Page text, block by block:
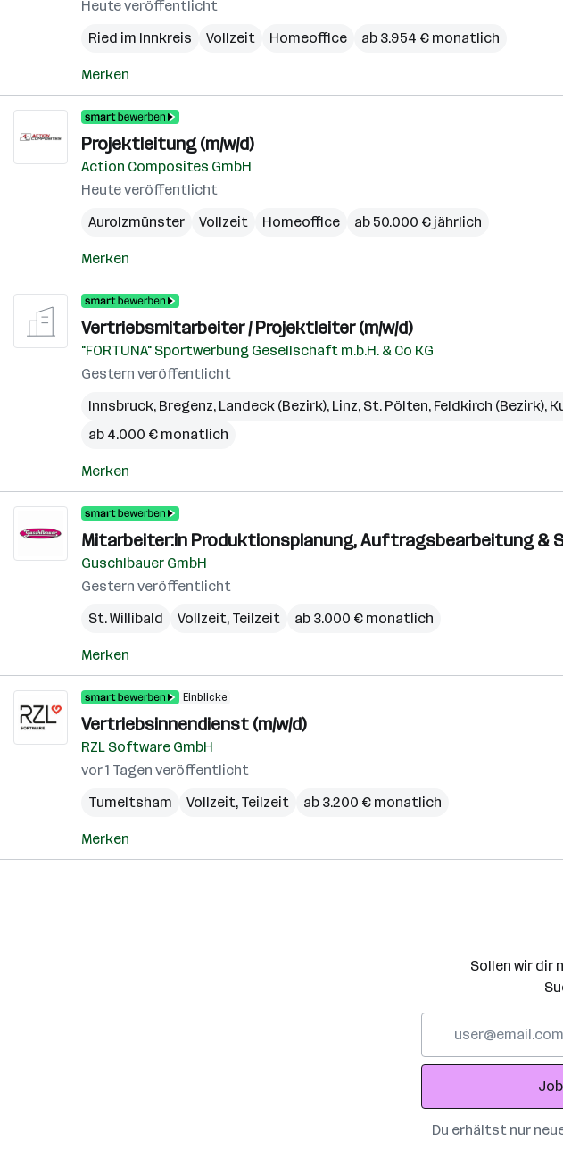
Heute veröffentlicht
Ried im Innkreis
Vollzeit Homeoffice ab 3.954 € monatlich
Merken
Projektleitung (m/w/d)
Action Composites GmbH
Heute veröffentlicht
Aurolzmünster
Vollzeit Homeoffice ab 50.000 € jährlich
Merken
Vertriebsmitarbeiter / Projektleiter (m/w/d)
"FORTUNA" Sportwerbung Gesellschaft m.b.H. & Co KG
Gestern veröffentlicht
Innsbruck, Bregenz, Landeck (Bezirk), Linz, St. Pölten, Feldkirch (Bezirk),
ab 4.000 € monatlich
Merken
Mitarbeiter:in Produktionsplanung, Auftragsbearbeitung &
Guschlbauer GmbH
Gestern veröffentlicht
St. Willibald
Vollzeit, Teilzeit ab 3.000 € monatlich
Merken
Einblicke
Vertriebsinnendienst (m/w/d)
RZL Software GmbH
vor 1 Tagen veröffentlicht
Tumeltsham
Vollzeit, Teilzeit ab 3.200 € monatlich
Merken
Sollen wir dir
Adresse
Du erhältst nur